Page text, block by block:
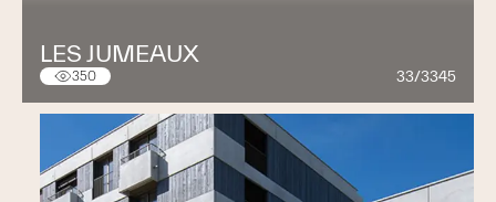
LES JUMEAUX
350 33/3345